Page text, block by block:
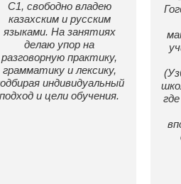
C1, свободно владею
казахским и русским
языками. На занятиях
делаю упор на
разговорную практику,
грамматику и лексику,
индивидуальный
подход и цели обучения.